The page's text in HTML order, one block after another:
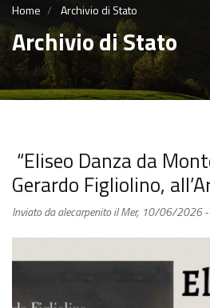
Home Archivio di Stato
Archivio di Stato
“Eliseo Danza da
Gerardo Figliolino,
Inviato daalecarpenitoilMer, 10/06/2026